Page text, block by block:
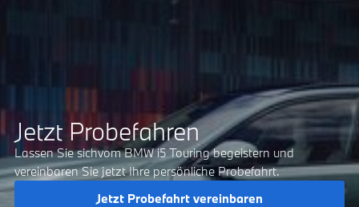
Jetzt Probefahren
Lassen Sie sichvom BMW i5 Touring begeistern und
vereinbaren Sie jetzt Ihre persönliche Probefahrt.
Jetzt Probefahrt vereinbaren